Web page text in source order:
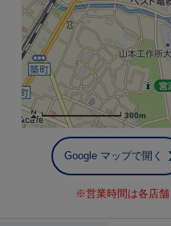
300m
Google マップで開く
※営業時間は各店舗